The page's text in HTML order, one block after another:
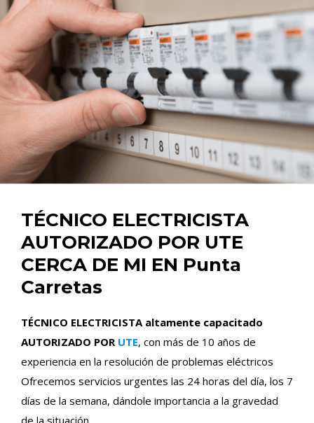
TÉCNICO ELECTRICISTA
AUTORIZADO POR UTE
CERCA DE MI EN Punta
Carretas
TÉCNICO ELECTRICISTA altamente capacitado
AUTORIZADO POR UTE, con más de 10 años de
experiencia en la resolución de problemas eléctricos
Ofrecemos servicios urgentes las 24 horas del día, los 7
días de la semana, dándole importancia a la gravedad
de la situación